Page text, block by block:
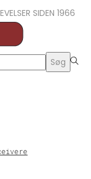
SIDEN 1966
Søg